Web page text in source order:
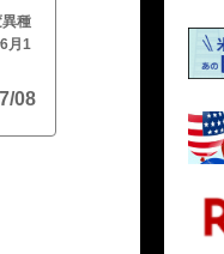
種
月1
08